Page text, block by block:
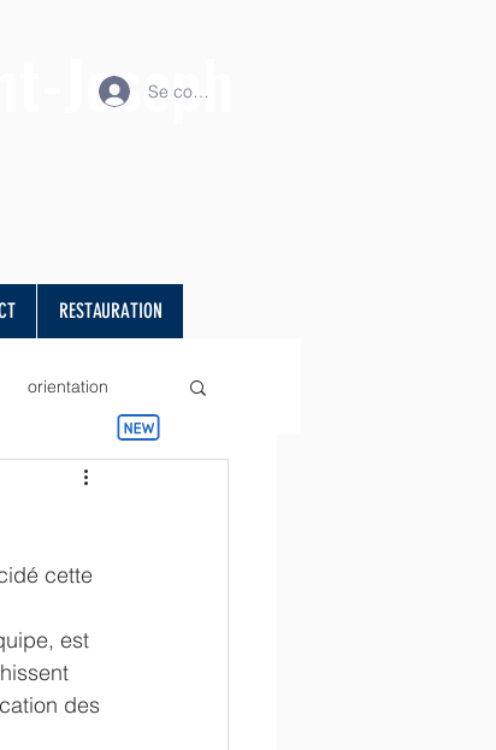
Joseph
Se connecter
orientation
Sciences
administratif
cette
est
des
RESTAURATION